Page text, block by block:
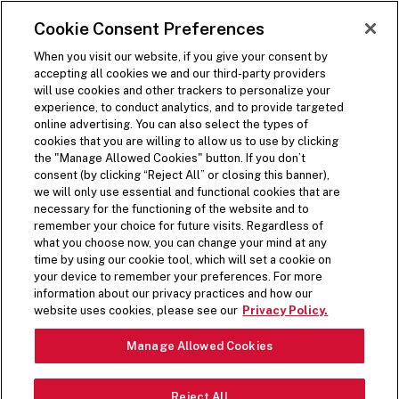
PASSA AL CONTENUTO PRINCIPALE
Apri navigazione sito
Visit the Five Guys homepage
FRANCHISE WITH FIVE
GUYS
At Five Guys, we’re all about quality
ingredients, unmatched freshness, and
creating a high-energy, unforgettable
experience. We’re looking for franchise
Cookie Consent Preferences
When you visit our website, if you give your consent by
accepting all cookies we and our third-party providers
will use cookies and other trackers to personalize your
experience, to conduct analytics, and to provide targeted
online advertising. You can also select the types of
cookies that you are willing to allow us to use by clicking
the "Manage Allowed Cookies" button. If you don’t
consent (by clicking “Reject All” or closing this banner),
we will only use essential and functional cookies that are
necessary for the functioning of the website and to
remember your choice for future visits. Regardless of
what you choose now, you can change your mind at any
time by using our cookie tool, which will set a cookie on
your device to remember your preferences. For more
information about our privacy practices and how our
website uses cookies, please see our Privacy Policy.
Manage Allowed Cookies